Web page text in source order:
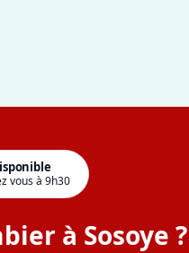
vous à 9h30
à Sosoye ?